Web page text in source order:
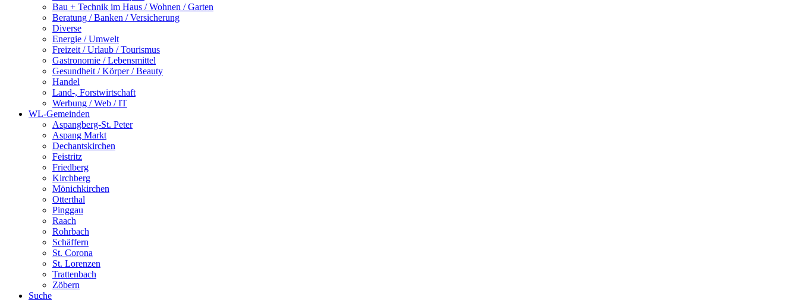
Bau + Technik im Haus / Wohnen / Garten
Beratung / Banken / Versicherung
Diverse
Energie / Umwelt
Freizeit / Urlaub / Tourismus
Gastronomie / Lebensmittel
Gesundheit / Körper / Beauty
Handel
Land-, Forstwirtschaft
Werbung / Web / IT
WL-Gemeinden
Aspangberg-St. Peter
Aspang Markt
Dechantskirchen
Feistritz
Friedberg
Kirchberg
Mönichkirchen
Otterthal
Pinggau
Raach
Rohrbach
Schäffern
St. Corona
St. Lorenzen
Trattenbach
Zöbern
Suche